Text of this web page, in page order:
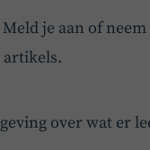
Meld je aan of
over wat er